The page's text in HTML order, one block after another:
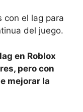
⁤con el lag para
del juego.
en Roblox
pero con
mejorar la